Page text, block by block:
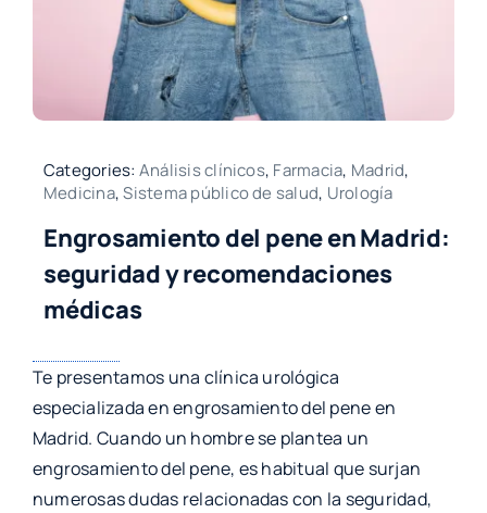
Categories: Análisis clínicos, Farmacia, Madrid,
Medicina,Sistema público de salud, Urología
Engrosamiento del pene en Madrid:
seguridad y recomendaciones
médicas
Te presentamos una clínica urológica
especializada en engrosamiento del pene en
Madrid. Cuando un hombre se plantea un
engrosamiento del pene, es habitual que surjan
numerosas dudas relacionadas con la seguridad,